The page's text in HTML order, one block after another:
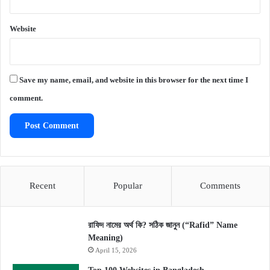
Website
Save my name, email, and website in this browser for the next time I
comment.
Recent Popular Comments
রাফিদ নামের অর্থ কি? সঠিক জানুন (“Rafid” Name
Meaning)
April 15, 2026